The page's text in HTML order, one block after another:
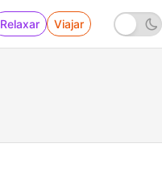
Relaxar Viajar